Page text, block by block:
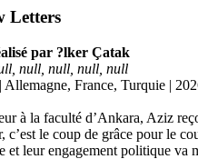
Letters
par ?lker Çatak
null, null, null, null
Allemagne, France, Turquie |
à la faculté d’Ankara, Aziz
c’est le coup de grâce pour le
et leur engagement politique va